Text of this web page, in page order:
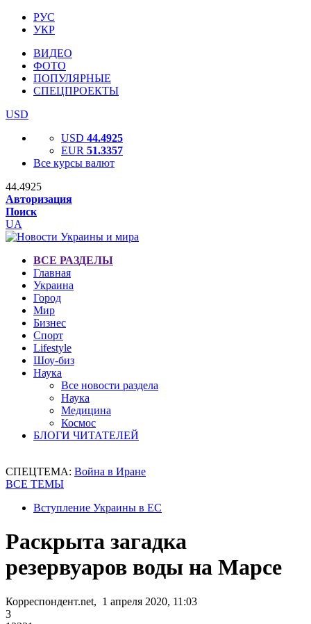
РУС
УКР
ВИДЕО
ФОТО
ПОПУЛЯРНЫЕ
СПЕЦПРОЕКТЫ
USD
USD 44.4925
EUR 51.3357
Все курсы валют
44.4925
Авторизация
Поиск
UA
ВСЕ РАЗДЕЛЫ
Главная
Украина
Город
Мир
Бизнес
Спорт
Lifestyle
Шоу-биз
Наука
Все новости раздела
Наука
Медицина
Космос
БЛОГИ ЧИТАТЕЛЕЙ
СПЕЦТЕМА: Война в Иране
ВСЕ ТЕМЫ
Вступление Украины в ЕС
Раскрыта загадка
резервуаров воды на Марсе
Корреспондент.net, 1 апреля 2020, 11:03
3